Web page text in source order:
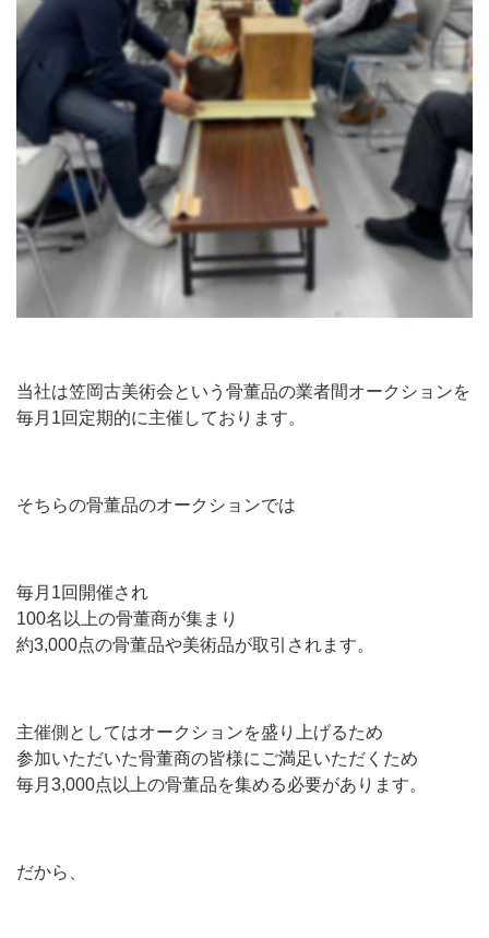
当社は笠岡古美術会という骨董品の業者間オークションを
毎月1回定期的に主催しております。
そちらの骨董品のオークションでは
毎月1回開催され
100名以上の骨董商が集まり
約3,000点の骨董品や美術品が取引されます。
主催側としてはオークションを盛り上げるため
参加いただいた骨董商の皆様にご満足いただくため
毎月3,000点以上の骨董品を集める必要があります。
だから、